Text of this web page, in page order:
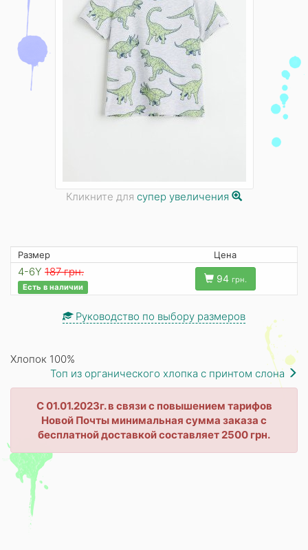
Кликните для супер увеличения
Размер Цена
4-6Y 187 грн.
Есть в наличии
94 грн.
Руководство по выбору размеров
Хлопок 100%
Топ из органического хлопка с принтом слона
С 01.01.2023г. в связи с повышением тарифов
Новой Почты минимальная сумма заказа с
бесплатной доставкой составляет 2500 грн.